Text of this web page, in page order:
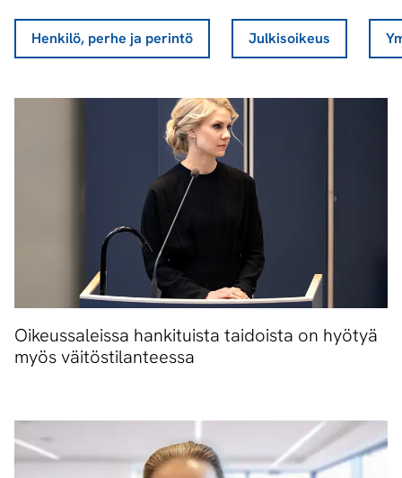
Henkilö, perhe ja perintö Julkisoikeus
Oikeussaleissa hankituista taidoista on hyötyä
myös väitöstilanteessa